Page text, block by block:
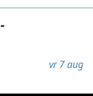
vr 7 aug